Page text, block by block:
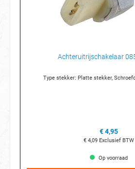
Achteruitrijschakelaar
Type stekker: Platte stekker,
€ 4,95
€ 4,09 Exclusief BTW
Op voorraad